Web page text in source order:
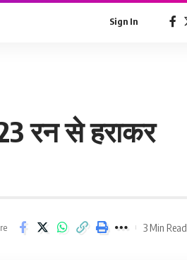
Sign In
रन से हराकर
3 Min Read